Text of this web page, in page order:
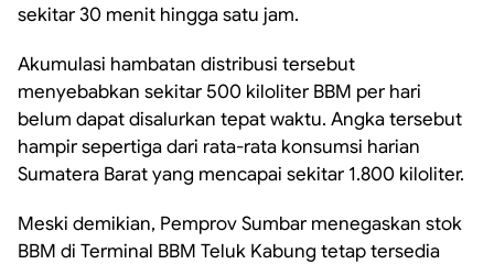
sekitar 30 menit hingga satu jam.
Akumulasi hambatan distribusi tersebut
menyebabkan sekitar 500 kiloliter BBM per hari
belum dapat disalurkan tepat waktu. Angka tersebut
hampir sepertiga dari rata-rata konsumsi harian
Sumatera Barat yang mencapai sekitar 1.800 kiloliter.
Meski demikian, Pemprov Sumbar menegaskan stok
BBM di Terminal BBM Teluk Kabung tetap tersedia